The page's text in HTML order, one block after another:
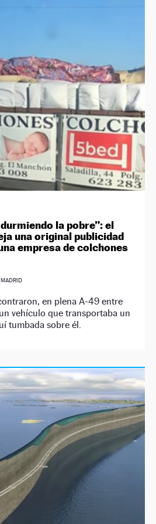
la pobre”: el
una original publicidad
empresa de colchones
en plena A-49 entre
vehículo que transportaba un
tumbada sobre él.